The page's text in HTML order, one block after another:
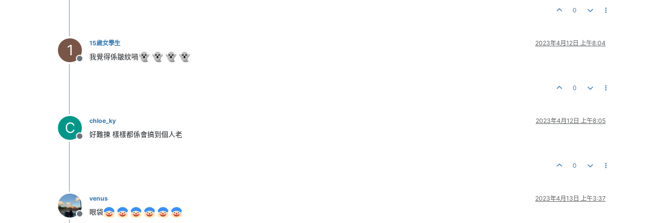
0
1
離線
15歲女學生 2023年4月12日 上午8:04
我覺得係皺紋喎
0
C
離線
chloe_ky 2023年4月12日 上午8:05
好難揀 樣樣都係會搞到個人老
0
離線
venus 2023年4月13日 上午3:37
眼袋